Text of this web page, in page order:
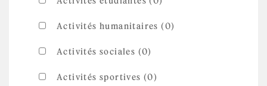
Activités humanitaires (0)
Activités sociales (0)
Activités sportives (0)